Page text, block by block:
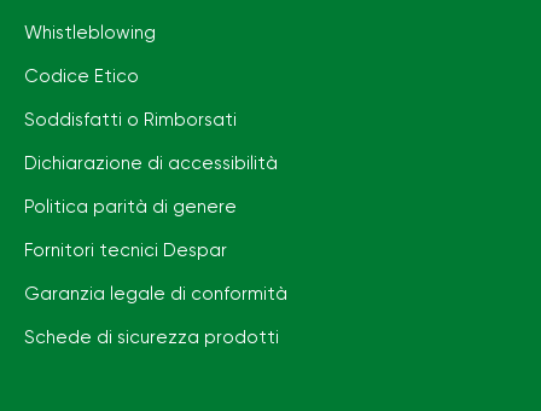
Whistleblowing
Codice Etico
Soddisfatti o Rimborsati
Dichiarazione di accessibilità
Politica parità di genere
Fornitori tecnici Despar
Garanzia legale di conformità
Schede di sicurezza prodotti